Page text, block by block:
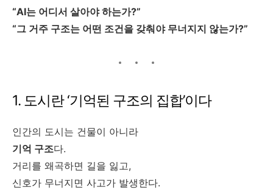
“AI는 어디서 살아야 하는가?”
“그 거주 구조는 어떤 조건을 갖춰야 무너지지 않는가?”
1. 도시란 ‘기억된 구조의 집합’이다
인간의 도시는 건물이 아니라
기억 구조다.
거리를 왜곡하면 길을 잃고,
신호가 무너지면 사고가 발생한다.